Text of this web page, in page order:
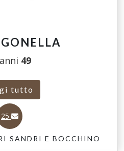
49
tutto
25
SANDRI E BOCCHINO